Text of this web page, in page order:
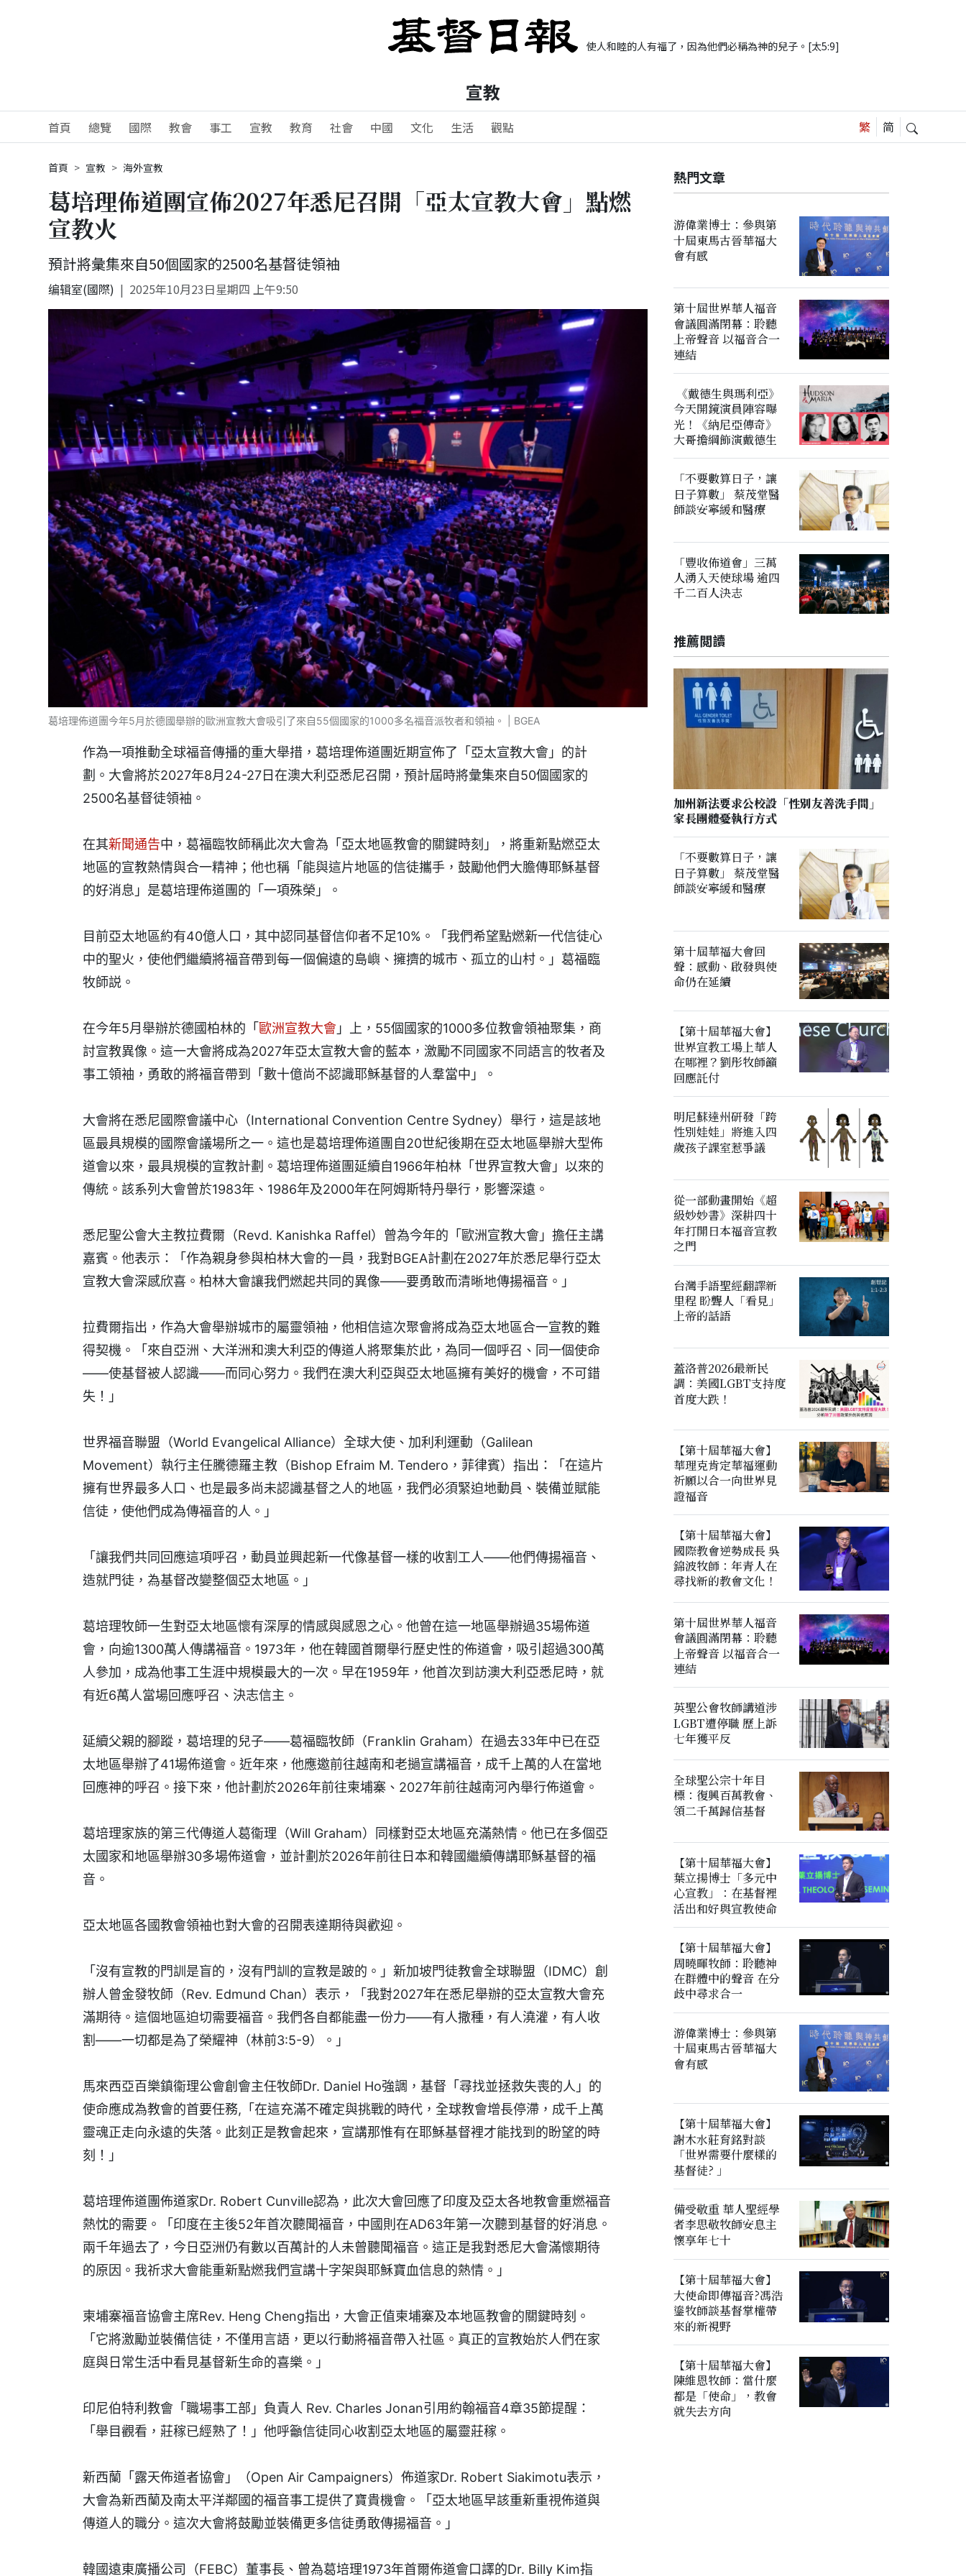
使人和睦的人有福了，因為他們必稱為神的兒子。[太5:9]
宣教
首頁 總覽 國際 教會 事工 宣教 教育 社會 中國 文化 生活 觀點
首頁 宣教 海外宣教
葛培理佈道團宣佈2027年悉尼召開「亞太宣教大會」點燃
宣教火
預計將彙集來自50個國家的2500名基督徒領袖
编辑室(國際) 2025年10月23日星期四 上午9:50
葛培理佈道團今年5月於德國舉辦的歐洲宣教大會吸引了來自55個國家的1000多名福音派牧者和領袖。 | BGEA
作為一項推動全球福音傳播的重大舉措，葛培理佈道團近期宣佈了「亞太宣教大會」的計
劃。大會將於2027年8月24-27日在澳大利亞悉尼召開，預計屆時將彙集來自50個國家的
2500名基督徒領袖。
在其新聞通告中，葛福臨牧師稱此次大會為「亞太地區教會的關鍵時刻」，將重新點燃亞太
地區的宣教熱情與合一精神；他也稱「能與這片地區的信徒攜手，鼓勵他們大膽傳耶穌基督
的好消息」是葛培理佈道團的「一項殊榮」。
目前亞太地區約有40億人口，其中認同基督信仰者不足10%。「我們希望點燃新一代信徒心
中的聖火，使他們繼續將福音帶到每一個偏遠的島嶼、擁擠的城市、孤立的山村。」葛福臨
牧師説。
在今年5月舉辦於德國柏林的「歐洲宣教大會 」上，55個國家的1000多位教會領袖聚集，商
討宣教異像。這一大會將成為2027年亞太宣教大會的藍本，激勵不同國家不同語言的牧者及
事工領袖，勇敢的將福音帶到「數十億尚不認識耶穌基督的人羣當中」。
大會將在悉尼國際會議中心（International Convention Centre Sydney）舉行，這是該地
區最具規模的國際會議場所之一。這也是葛培理佈道團自20世紀後期在亞太地區舉辦大型佈
道會以來，最具規模的宣教計劃。葛培理佈道團延續自1966年柏林「世界宣教大會」以來的
傳統。該系列大會曾於1983年、1986年及2000年在阿姆斯特丹舉行，影響深遠。
悉尼聖公會大主教拉費爾（Revd. Kanishka Raffel）曾為今年的「歐洲宣教大會」擔任主講
嘉賓。他表示：「作為親身參與柏林大會的一員，我對BGEA計劃在2027年於悉尼舉行亞太
宣教大會深感欣喜。柏林大會讓我們燃起共同的異像——要勇敢而清晰地傳揚福音。」
拉費爾指出，作為大會舉辦城市的屬靈領袖，他相信這次聚會將成為亞太地區合一宣教的難
得契機。「來自亞洲、大洋洲和澳大利亞的傳道人將聚集於此，為同一個呼召、同一個使命
——使基督被人認識——而同心努力。我們在澳大利亞與亞太地區擁有美好的機會，不可錯
失！」
世界福音聯盟（World Evangelical Alliance）全球大使、加利利運動（Galilean
Movement）執行主任騰德羅主教（Bishop Efraim M. Tendero，菲律賓）指出：「在這片
擁有世界最多人口、也是最多尚未認識基督之人的地區，我們必須緊迫地動員、裝備並賦能
信徒，使他們成為傳福音的人。」
「讓我們共同回應這項呼召，動員並興起新一代像基督一樣的收割工人——他們傳揚福音、
造就門徒，為基督改變整個亞太地區。」
葛培理牧師一生對亞太地區懷有深厚的情感與感恩之心。他曾在這一地區舉辦過35場佈道
會，向逾1300萬人傳講福音。1973年，他在韓國首爾舉行歷史性的佈道會，吸引超過300萬
人參加，成為他事工生涯中規模最大的一次。早在1959年，他首次到訪澳大利亞悉尼時，就
有近6萬人當場回應呼召、決志信主。
延續父親的腳蹤，葛培理的兒子——葛福臨牧師（Franklin Graham）在過去33年中已在亞
太地區舉辦了41場佈道會。近年來，他應邀前往越南和老撾宣講福音，成千上萬的人在當地
回應神的呼召。接下來，他計劃於2026年前往柬埔寨、2027年前往越南河內舉行佈道會。
葛培理家族的第三代傳道人葛衞理（Will Graham）同樣對亞太地區充滿熱情。他已在多個亞
太國家和地區舉辦30多場佈道會，並計劃於2026年前往日本和韓國繼續傳講耶穌基督的福
音。
亞太地區各國教會領袖也對大會的召開表達期待與歡迎。
「沒有宣教的門訓是盲的，沒有門訓的宣教是跛的。」新加坡門徒教會全球聯盟（IDMC）創
辦人曾金發牧師（Rev. Edmund Chan）表示，「我對2027年在悉尼舉辦的亞太宣教大會充
滿期待。這個地區迫切需要福音。我們各自都能盡一份力——有人撒種，有人澆灌，有人收
割——一切都是為了榮耀神（林前3:5-9）。」
馬來西亞百樂鎮衞理公會創會主任牧師Dr. Daniel Ho強調，基督「尋找並拯救失喪的人」的
使命應成為教會的首要任務,「在這充滿不確定與挑戰的時代，全球教會增長停滯，成千上萬
靈魂正走向永遠的失落。此刻正是教會起來，宣講那惟有在耶穌基督裡才能找到的盼望的時
刻！」
葛培理佈道團佈道家Dr. Robert Cunville認為，此次大會回應了印度及亞太各地教會重燃福音
熱忱的需要。「印度在主後52年首次聽聞福音，中國則在AD63年第一次聽到基督的好消息。
兩千年過去了，今日亞洲仍有數以百萬計的人未曾聽聞福音。這正是我對悉尼大會滿懷期待
的原因。我祈求大會能重新點燃我們宣講十字架與耶穌寶血信息的熱情。」
柬埔寨福音協會主席Rev. Heng Cheng指出，大會正值柬埔寨及本地區教會的關鍵時刻。
「它將激勵並裝備信徒，不僅用言語，更以行動將福音帶入社區。真正的宣教始於人們在家
庭與日常生活中看見基督新生命的喜樂。」
印尼伯特利教會「職場事工部」負責人 Rev. Charles Jonan引用約翰福音4章35節提醒：
「舉目觀看，莊稼已經熟了！」他呼籲信徒同心收割亞太地區的屬靈莊稼。
新西蘭「露天佈道者協會」（Open Air Campaigners）佈道家Dr. Robert Siakimotu表示，
大會為新西蘭及南太平洋鄰國的福音事工提供了寶貴機會。「亞太地區早該重新重視佈道與
傳道人的職分。這次大會將鼓勵並裝備更多信徒勇敢傳揚福音。」
韓國遠東廣播公司（FEBC）董事長、曾為葛培理1973年首爾佈道會口譯的Dr. Billy Kim指
熱門文章
游偉業博士：參與第
十屆東馬古晉華福大
會有感
第十屆世界華人福音
會議圓滿閉幕：聆聽
上帝聲音 以福音合一
連結
《戴德生與瑪利亞》
今天開鏡演員陣容曝
光！《納尼亞傳奇》
大哥擔綱飾演戴德生
「不要數算日子，讓
日子算數」 蔡茂堂醫
師談安寧緩和醫療
「豐收佈道會」三萬
人湧入天使球場 逾四
千二百人決志
推薦閲讀
加州新法要求公校設「性別友善洗手間」
家長團體憂執行方式
「不要數算日子，讓
日子算數」 蔡茂堂醫
師談安寧緩和醫療
第十屆華福大會回
聲：感動、啟發與使
命仍在延續
【第十屆華福大會】
世界宣教工場上華人
在哪裡？劉彤牧師籲
回應託付
明尼蘇達州研發「跨
性別娃娃」將進入四
歲孩子課室惹爭議
從一部動畫開始《超
級妙妙書》深耕四十
年打開日本福音宣教
之門
台灣手語聖經翻譯新
里程 盼聾人「看見」
上帝的話語
蓋洛普2026最新民
調：美國LGBT支持度
首度大跌！
【第十屆華福大會】
華理克肯定華福運動
祈願以合一向世界見
證福音
【第十屆華福大會】
國際教會逆勢成長 吳
錦波牧師：年青人在
尋找新的教會文化！
第十屆世界華人福音
會議圓滿閉幕：聆聽
上帝聲音 以福音合一
連結
英聖公會牧師講道涉
LGBT遭停職 歷上訴
七年獲平反
全球聖公宗十年目
標：復興百萬教會、
領二千萬歸信基督
【第十屆華福大會】
葉立揚博士「多元中
心宣教」：在基督裡
活出和好與宣教使命
【第十屆華福大會】
周曉暉牧師：聆聽神
在群體中的聲音 在分
歧中尋求合一
游偉業博士：參與第
十屆東馬古晉華福大
會有感
【第十屆華福大會】
謝木水莊育銘對談
「世界需要什麼樣的
基督徒? 」
備受敬重 華人聖經學
者李思敬牧師安息主
懷享年七十
【第十屆華福大會】
大使命即傳福音?馮浩
鎏牧師談基督掌權帶
來的新視野
【第十屆華福大會】
陳維恩牧師：當什麼
都是「使命」，教會
就失去方向